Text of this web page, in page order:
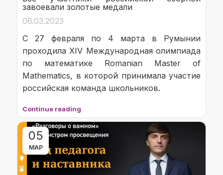
завоевали золотые медали
06.03.2023
С 27 февраля по 4 марта в Румынии
проходила XIV Международная олимпиада
по математике Romanian Master of
Mathematics, в которой принимала участие
российская команда школьников.
Continue reading
05
МАР